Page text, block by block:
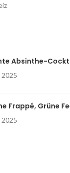
Absinthe-
2025
Frappé, Grüne
2025